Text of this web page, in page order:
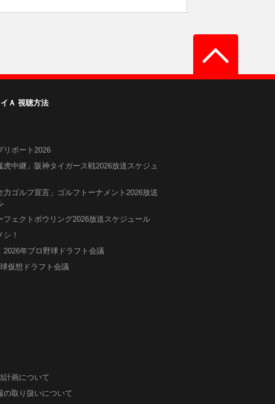
Ａ 視聴方法
リポート2026
虎中継」阪神タイガース戦2026放送スケジュ
力ゴルフ宣言」ゴルフトーナメント2026放送
フェクトボウリング2026放送スケジュール
！
2026年プロ野球ドラフト会議
仮想ドラフト会議
計画について
の取り扱いについて